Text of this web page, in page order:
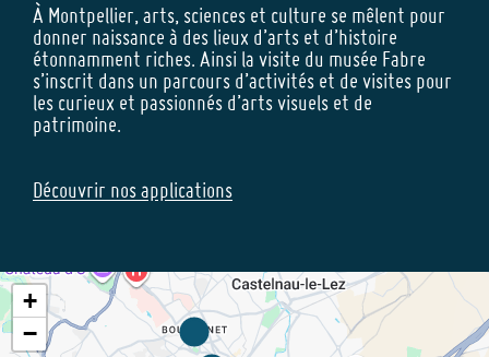
À Montpellier, arts, sciences et culture se mêlent pour
donner naissance à des lieux d’arts et d’histoire
étonnamment riches. Ainsi la visite du musée Fabre
s’inscrit dans un parcours d’activités et de visites pour
les curieux et passionnés d’arts visuels et de
patrimoine.
Découvrir nos applications
+
−